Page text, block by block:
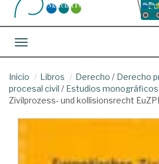
Toggle navigation
Inicio Libros Derecho / Derecho
procesal civil / Estudios monográficos
Zivilprozess- und kollisionsrecht